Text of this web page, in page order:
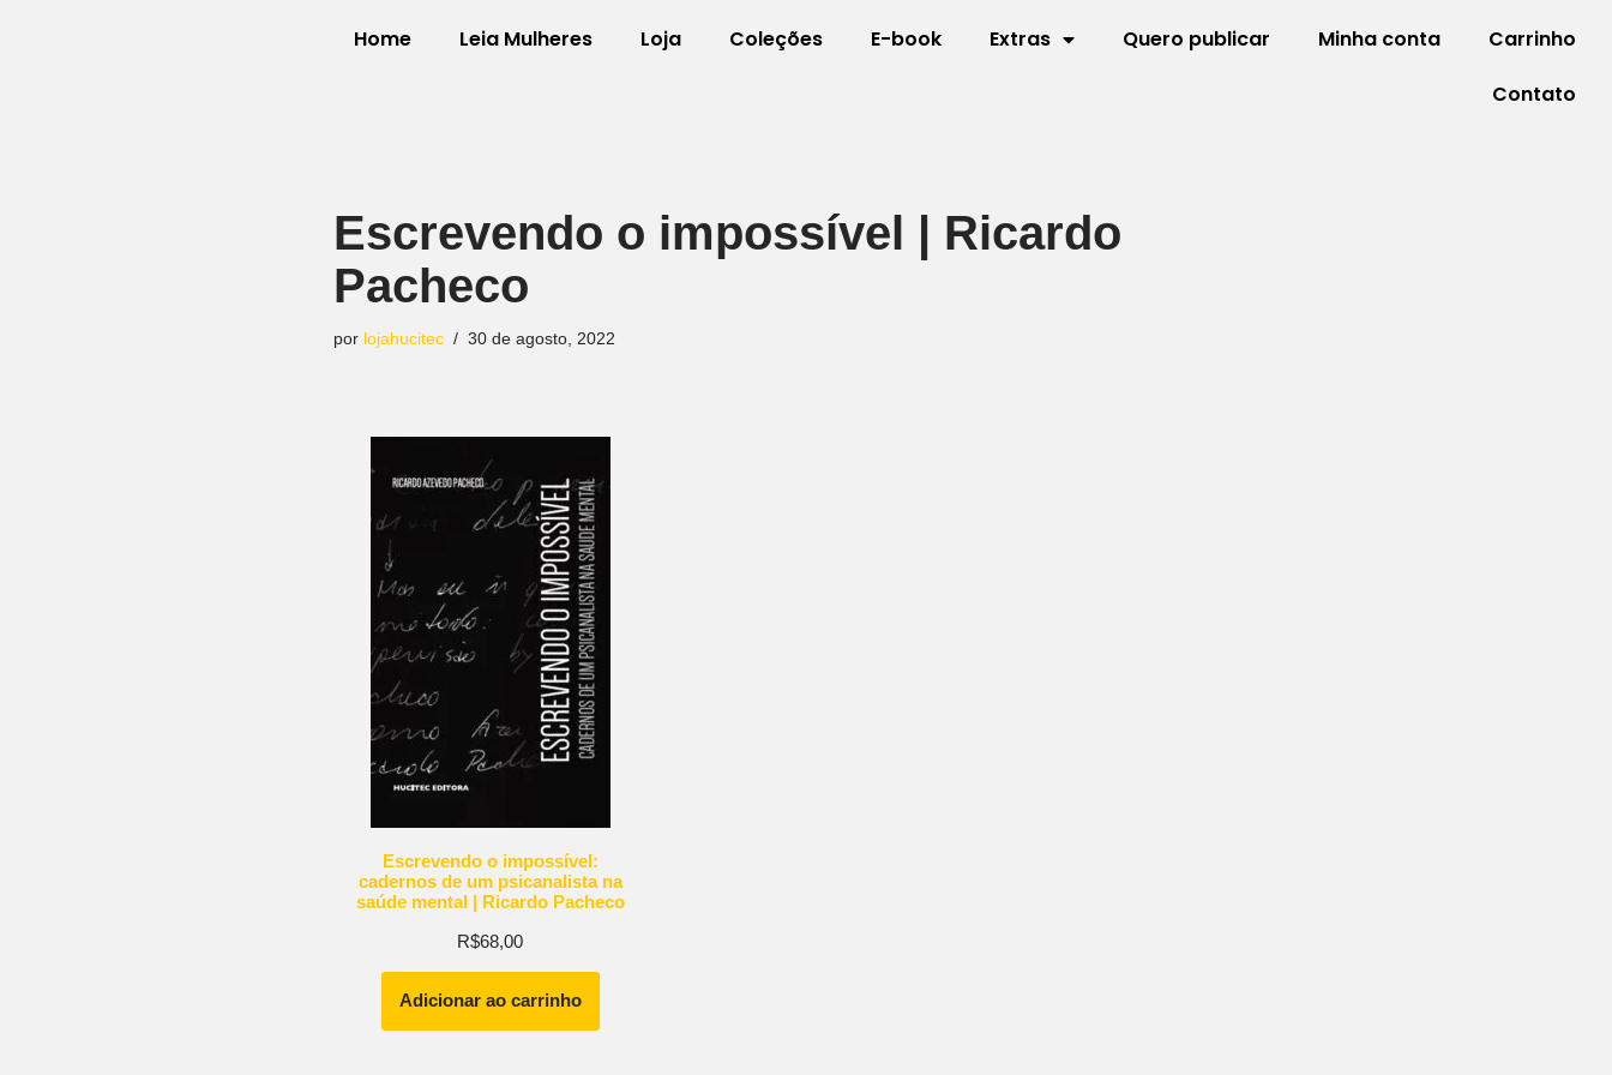
Home Leia Mulheres Loja Coleções E-book Extras Quero publicar Minha conta
Carrinho
Contato
Escrevendo o impossível | Ricardo
Pacheco
por lojahucitec 30 de agosto, 2022
Escrevendo o impossível:
cadernos de um psicanalista na
saúde mental | Ricardo Pacheco
R$68,00
Adicionar ao carrinho